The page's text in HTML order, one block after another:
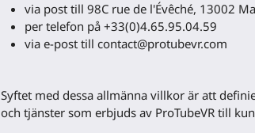
via post till 98C rue de l'Évêché, 13002
per telefon på +33(0)4.65.95.04.59
via e-post till contact@protubevr.com
Syftet med dessa allmänna villkor är att
och tjänster som erbjuds av ProTubeVR till